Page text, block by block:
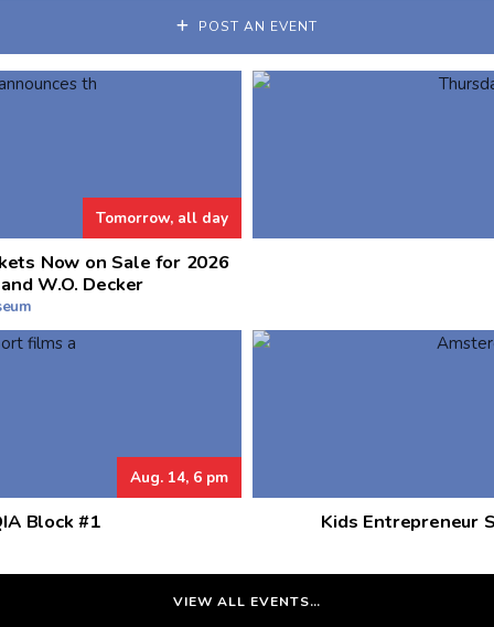
POST AN EVENT
Tomorrow, all day
Now on Sale for 2026
W.O. Decker
Aug. 14, 6 pm
Block #1 Kids Entrepreneur
VIEW ALL EVENTS…